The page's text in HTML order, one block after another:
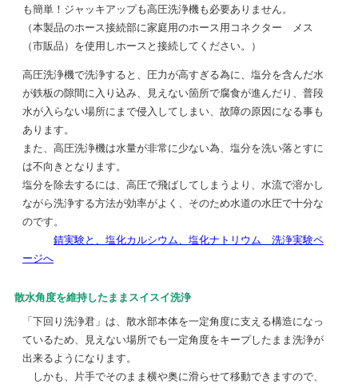
も簡単！ジャッキアップも高圧洗浄機も必要ありません。
（本製品のホース接続部に家庭用のホース用コネクター メス
（市販品）を使用しホースと接続してください。）
高圧洗浄機で洗浄すると、圧力が高すぎる為に、塩分を含んだ水
が鉄板の隙間に入り込み、見えない箇所で腐食が進んだり、普段
水が入らない場所にまで侵入してしまい、故障の原因になる事も
あります。
また、高圧洗浄機は水量が非常に少ない為、塩分を洗い落とすに
は不向きとなります。
塩分を除去するには、高圧で飛ばしてしまうより、水流で溶かし
ながら洗浄する方法が効率がよく、そのため水道の水圧で十分な
のです。
錆実験と、塩化カルシウム、塩化ナトリウム 洗浄実験ペ
ージへ
散水角度を維持したままスイスイ洗浄
「下回り洗浄君」は、散水部本体を一定角度に支える構造になっ
ているため、見えない場所でも一定角度をキープしたまま洗浄が
出来るようになります。
しかも、片手でそのまま横や奥に滑らせて移動できますので、